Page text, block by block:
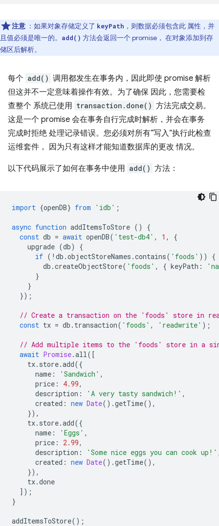
注意 ：如果对象存储定义了 keyPath ，则数据必须包含此 属性，并
且值必须是唯一的。
add() 方法会返回一个 promise， 在对象添加到存
储区后解析。
每个 add() 调用都发生在事务内，因此即使 promise 解析
但这并不一定意味着操作有效。为了确保 因此，您需要检
查整个 系统已使用 transaction.done() 方法完成交易。
这是一个 promise 会在事务自行完成时解析，并会在事务
完成时拒绝 处理记录错误。您必须对所有“写入”执行此检查
运维套件， 因为只有这样才能知道数据库的更改 情况。
以下代码展示了如何在事务中使用 add() 方法：
import {openDB} from 'idb' ;
async function addItemsToStore ()
{
const db = await openDB( 'test-db4' , 1 ,
{
upgrade (db)
{
if ( ! db .objectStoreNames .contains( 'foods' ))
{
db .createObjectStore( 'foods' , { keyPath :
}
}
});
// Create a transaction on the 'foods' store in
const tx = db . transaction( 'foods' , 'readwrite' );
// Add multiple items to the 'foods' store in a
await Promise.all([
tx. store.add({
name : 'Sandwich' ,
price : 4.99,
description : 'A very tasty sandwich!' ,
created : new Date().getTime(),
}),
tx. store.add({
name : 'Eggs' ,
price : 2.99,
description : 'Some nice eggs you can cook up!'
created : new Date().getTime(),
}),
tx.done
]);
}
addItemsToStore();